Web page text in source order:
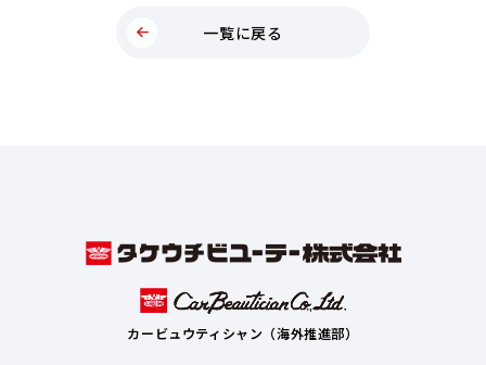
一覧に戻る
カービュウティシャン（海外推進部）